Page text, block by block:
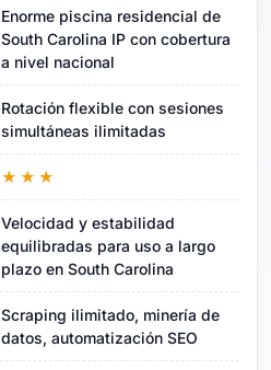
Enorme piscina residencial de
South Carolina IP con cobertura
a nivel nacional
Rotación flexible con sesiones
simultáneas ilimitadas
★★★
Velocidad y estabilidad
equilibradas para uso a largo
plazo en South Carolina
Scraping ilimitado, minería de
datos, automatización SEO